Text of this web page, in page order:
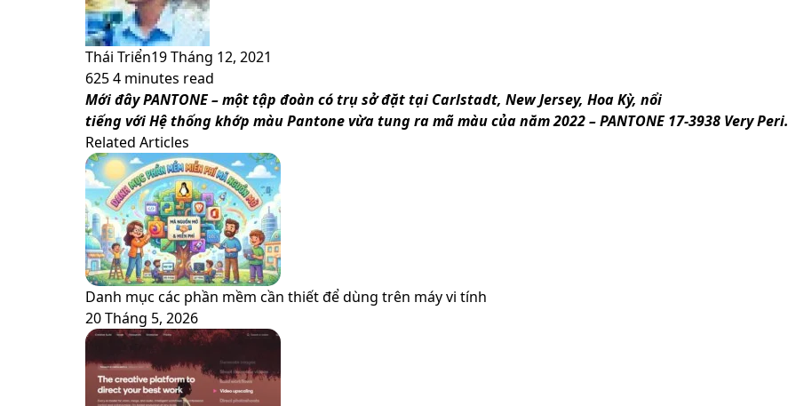
Thái Triển19 Tháng 12, 2021
6254 minutes read
Facebook
X
LinkedIn
Pinterest
Messenger
Messenger
WhatsApp
Telegram
Viber
Share
via
Email
Print
Mới đây PANTONE – một tập đoàn có trụ sở đặt tại Carlstadt, New Jersey, Hoa Kỳ, nổi
tiếng với Hệ thống khớp màu Pantone vừa tung ra mã màu của năm 2022 – PANTONE 17-3938 Very Peri.
Related Articles
Danh mục các phần mềm cần thiết để dùng trên máy vi tính
20 Tháng 5, 2026